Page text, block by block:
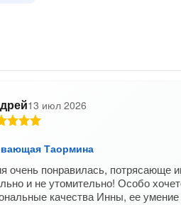
13 июл 2026
Таормина
очень понравилась, потрясающе
и не утомительно! Особо
качества Инны, ее